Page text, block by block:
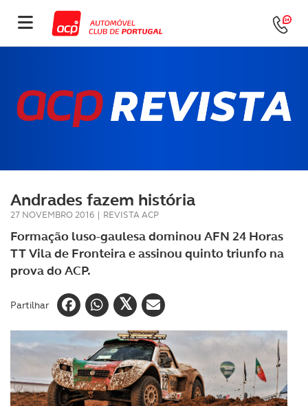
Andrades fazem história
27 NOVEMBRO 2016 | REVISTA ACP
Formação luso-gaulesa dominou AFN 24 Horas
TT Vila de Fronteira e assinou quinto triunfo na
prova do ACP.
Partilhar